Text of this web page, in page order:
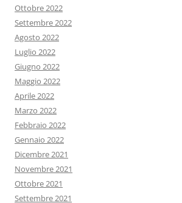
Ottobre 2022
Settembre 2022
Agosto 2022
Luglio 2022
Giugno 2022
Maggio 2022
Aprile 2022
Marzo 2022
Febbraio 2022
Gennaio 2022
Dicembre 2021
Novembre 2021
Ottobre 2021
Settembre 2021